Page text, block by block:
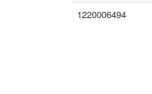
1220006494